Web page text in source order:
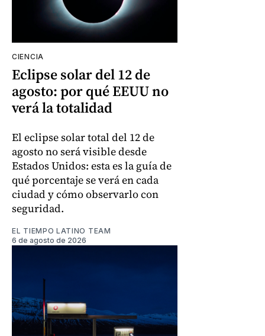
CIENCIA
Eclipse solar del 12 de
agosto: por qué EEUU no
verá la totalidad
El eclipse solar total del 12 de
agosto no será visible desde
Estados Unidos: esta es la guía de
qué porcentaje se verá en cada
ciudad y cómo observarlo con
seguridad.
EL TIEMPO LATINO TEAM
6 de agosto de 2026